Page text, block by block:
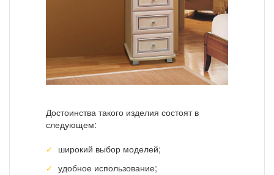
Достоинства такого изделия состоят в
следующем:
широкий выбор моделей;
удобное использование;